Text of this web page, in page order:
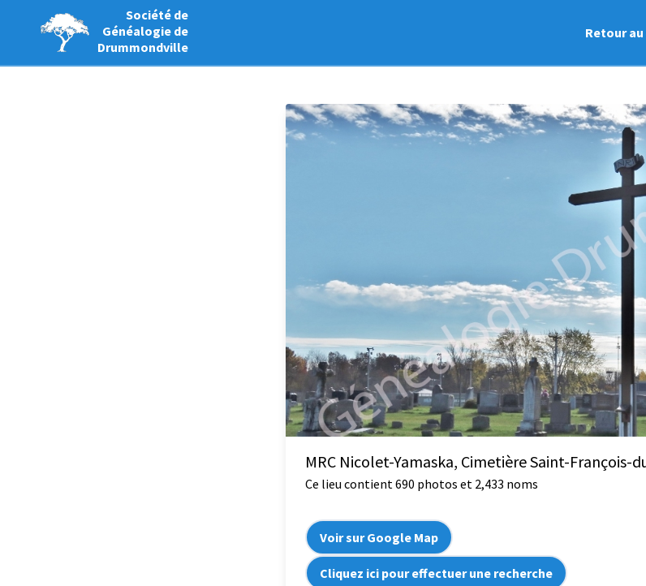
Société de
Généalogie de
Drummondville
Retour
MRC Nicolet-Yamaska, Cimetière Saint-François-
Ce lieu contient 690 photos et 2,433 noms
Voir sur Google Map
Cliquez ici pour effectuer une recherche